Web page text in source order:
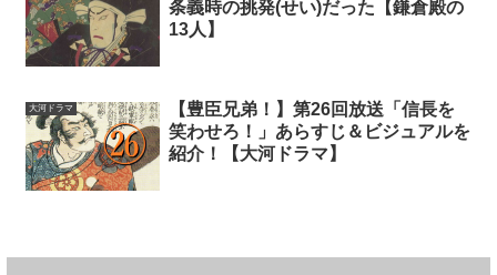
条義時の挑発(せい)だった【鎌倉殿の
13人】
大河ドラマ
【豊臣兄弟！】第26回放送「信長を
笑わせろ！」あらすじ＆ビジュアルを
紹介！【大河ドラマ】